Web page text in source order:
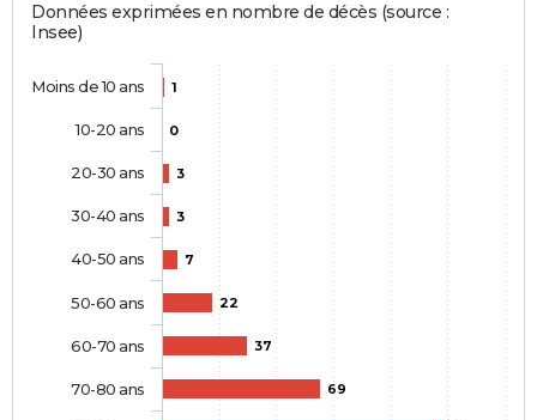
Données exprimées en nombre de décès (source :
Insee)
1
0
3
3
7
22
37
69
Moins de 10 ans
10-20 ans
20-30 ans
30-40 ans
40-50 ans
50-60 ans
60-70 ans
70-80 ans